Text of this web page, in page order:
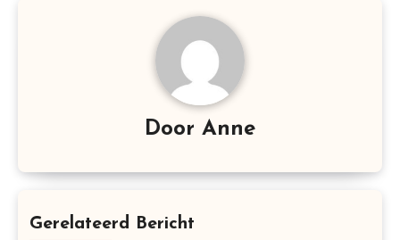
Door Anne
Gerelateerd Bericht